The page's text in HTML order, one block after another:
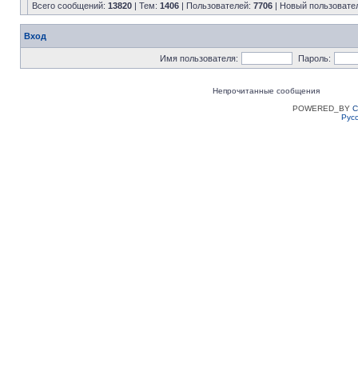
Всего сообщений: 13820 | Тем: 1406 | Пользователей: 7706 | Новый
Вход
Имя пользователя: Пароль:
Непрочитанные сообщения
POWERED_BY